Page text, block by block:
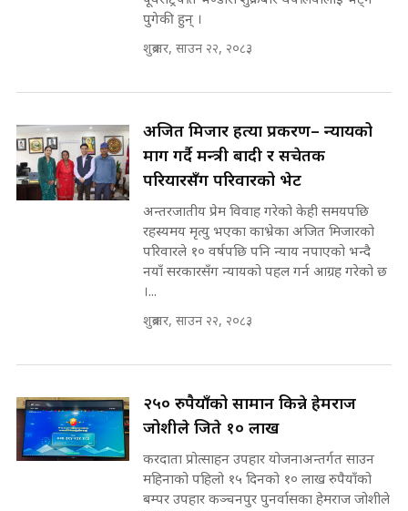
पटकपटक भावुक बने गृहमन्त्री सुदन
SIDHAKURA ||
मन्त्री राजकुमारलाई घुस दिने विचौलीया
||
नोट मन्त्रीलाई घुस | SIDHAKURA |
मृतकका परिवारप्रति मेडिकल काउन्सीलको
बदनियत ! न्याय खोज्दै भौतारिदै सुवास
|| THE REPORTER ||
पुगेकी हुन् ।
शुक्रबार, साउन २२, २०८३
अजित मिजार हत्या प्रकरण– न्यायको
माग गर्दै मन्त्री बादी र सचेतक
परियारसँग परिवारको भेट
अन्तरजातीय प्रेम विवाह गरेको केही समयपछि
रहस्यमय मृत्यु भएका काभ्रेका अजित मिजारको
परिवारले १० वर्षपछि पनि न्याय नपाएको भन्दै
नयाँ सरकारसँग न्यायको पहल गर्न आग्रह गरेको छ
।...
शुक्रबार, साउन २२, २०८३
२५० रुपैयाँको सामान किन्ने हेमराज
जोशीले जिते १० लाख
करदाता प्रोत्साहन उपहार योजनाअन्तर्गत साउन
महिनाको पहिलो १५ दिनको १० लाख रुपैयाँको
बम्पर उपहार कञ्चनपुर पुनर्वासका हेमराज जोशीले